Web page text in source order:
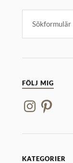
FÖLJ MIG
KATEGORIER